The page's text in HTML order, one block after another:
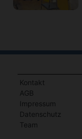
Kontakt
AGB
Impressum
Datenschutz
Team